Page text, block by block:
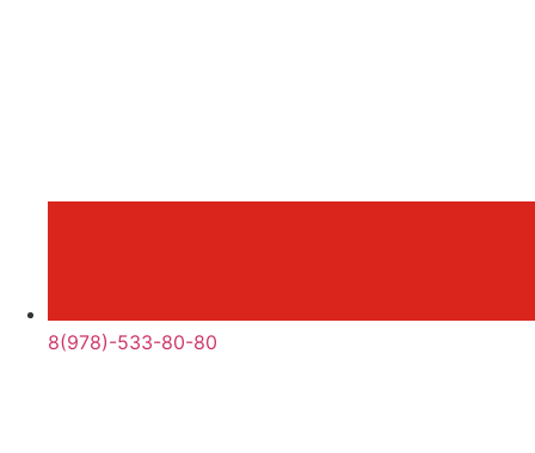
8(978)-533-80-80